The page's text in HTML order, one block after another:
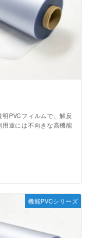
PVCフィルムで、解反
途には不向きな高機能
機能PVCシリーズ